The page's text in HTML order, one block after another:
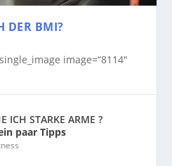
DER BMI?
image=“8114″
ICH STARKE ARME ?
paar Tipps